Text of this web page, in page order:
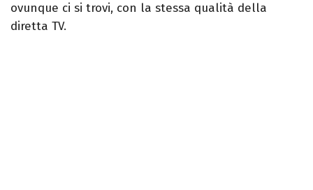
ovunque ci si trovi, con la stessa qualità della
diretta TV.